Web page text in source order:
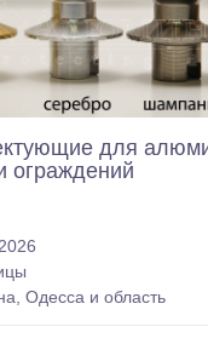
для
ограждений
Одесса и область